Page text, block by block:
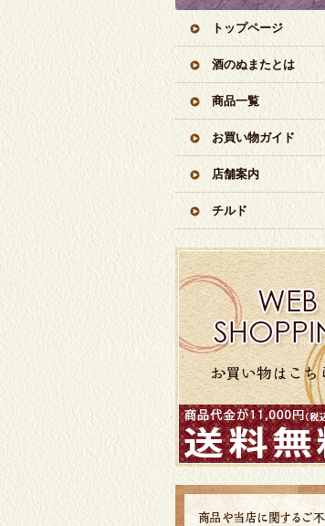
トップページ
酒のぬまたとは
商品一覧
お買い物ガイド
店舗案内
チルド